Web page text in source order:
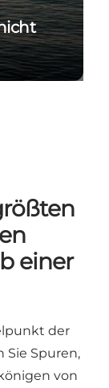
einer
der
Sie Spuren,
von